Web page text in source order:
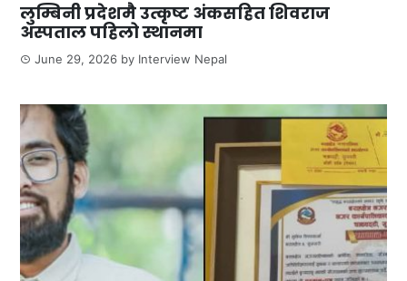
लुम्बिनी प्रदेशमै उत्कृष्ट अंकसहित शिवराज
अस्पताल पहिलो स्थानमा
June 29, 2026 by Interview Nepal